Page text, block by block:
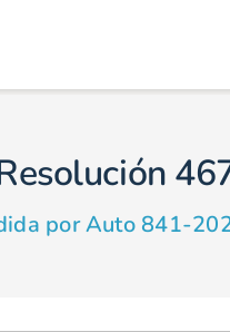
por Auto 841-